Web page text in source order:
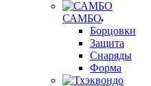
САМБО
Борцовки
Защита
Снаряды
Форма